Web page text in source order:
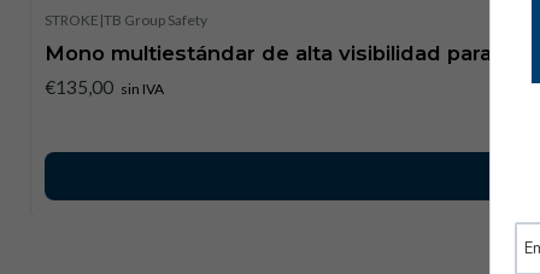
STROKE |TB Group Safety
Mono multiestándar de alta visibilidad para
€135,00 sin IVA